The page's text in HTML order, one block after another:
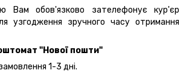
Вам обов'язково зателефонує кур'єр
узгодження зручного часу отримання
"Нової пошти"
1-3 дні.